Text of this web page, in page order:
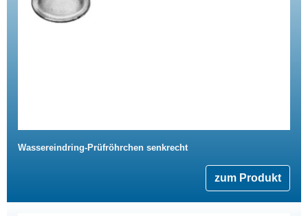
Wassereindring-Prüfröhrchen senkrecht
zum Produkt